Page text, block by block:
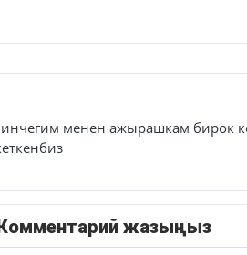
менен ажырашкам бирок
жазыңыз